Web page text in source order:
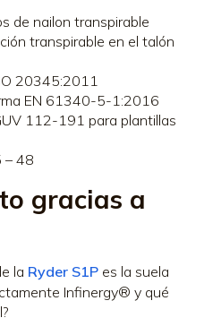
de nailon transpirable
transpirable en el talón
20345:2011
EN 61340-5-1:2016
112-191 para plantillas
– 48
gracias a
la Ryder S1P es la suela
Infinergy® y qué